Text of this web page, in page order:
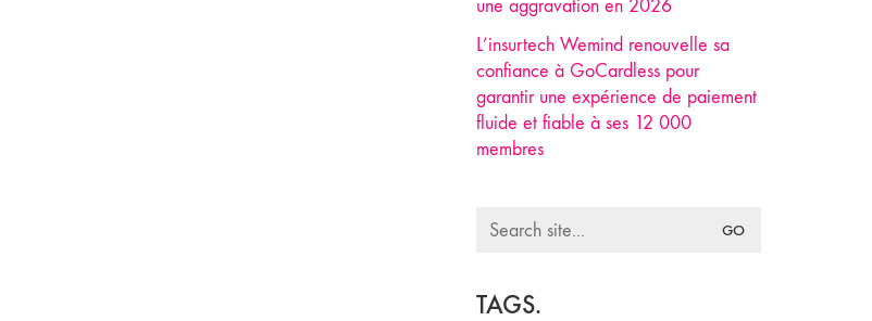
une aggravation en 2026
L’insurtech Wemind renouvelle sa
confiance à GoCardless pour
garantir une expérience de paiement
fluide et fiable à ses 12 000
membres
Search
TAGS.